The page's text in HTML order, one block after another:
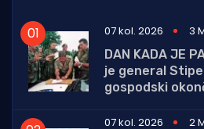
07 kol. 2026
3
DAN KADA JE
je general
gospodski
07 kol. 2026 2